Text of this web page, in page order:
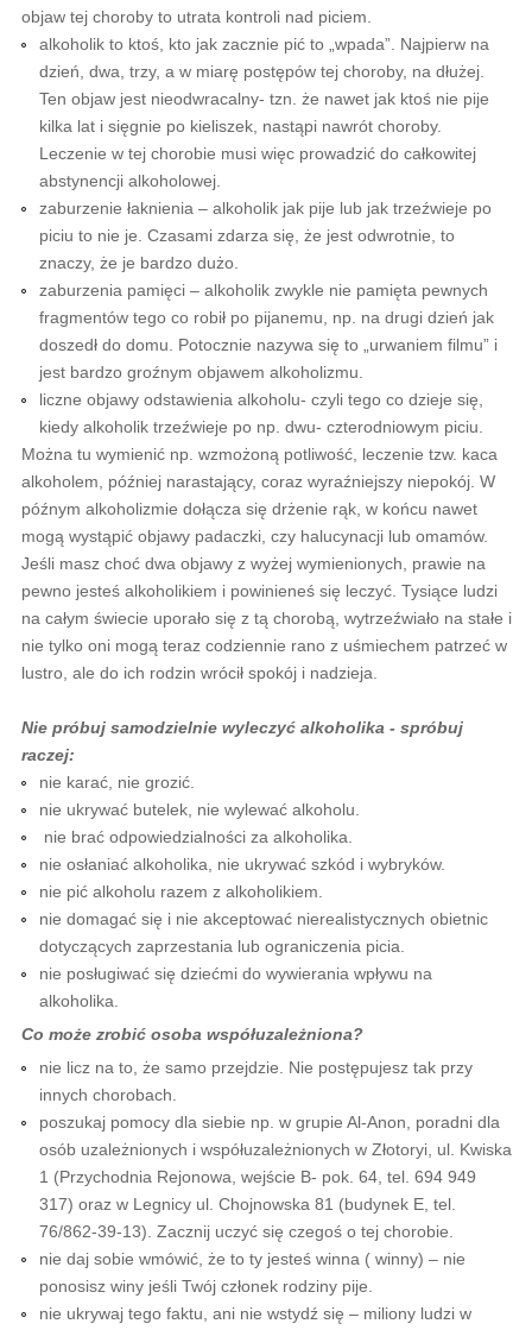
objaw tej choroby to utrata kontroli nad piciem.
alkoholik to ktoś, kto jak zacznie pić to „wpada”. Najpierw na
dzień, dwa, trzy, a w miarę postępów tej choroby, na dłużej.
Ten objaw jest nieodwracalny- tzn. że nawet jak ktoś nie pije
kilka lat i sięgnie po kieliszek, nastąpi nawrót choroby.
Leczenie w tej chorobie musi więc prowadzić do całkowitej
abstynencji alkoholowej.
zaburzenie łaknienia – alkoholik jak pije lub jak trzeźwieje po
piciu to nie je. Czasami zdarza się, że jest odwrotnie, to
znaczy, że je bardzo dużo.
zaburzenia pamięci – alkoholik zwykle nie pamięta pewnych
fragmentów tego co robił po pijanemu, np. na drugi dzień jak
doszedł do domu. Potocznie nazywa się to „urwaniem filmu” i
jest bardzo groźnym objawem alkoholizmu.
liczne objawy odstawienia alkoholu- czyli tego co dzieje się,
kiedy alkoholik trzeźwieje po np. dwu- czterodniowym piciu.
Można tu wymienić np. wzmożoną potliwość, leczenie tzw. kaca
alkoholem, później narastający, coraz wyraźniejszy niepokój. W
późnym alkoholizmie dołącza się drżenie rąk, w końcu nawet
mogą wystąpić objawy padaczki, czy halucynacji lub omamów.
Jeśli masz choć dwa objawy z wyżej wymienionych, prawie na
pewno jesteś alkoholikiem i powinieneś się leczyć. Tysiące ludzi
na całym świecie uporało się z tą chorobą, wytrzeźwiało na stałe i
nie tylko oni mogą teraz codziennie rano z uśmiechem patrzeć w
lustro, ale do ich rodzin wrócił spokój i nadzieja.
Nie próbuj samodzielnie wyleczyć alkoholika - spróbuj
raczej:
nie karać, nie grozić.
nie ukrywać butelek, nie wylewać alkoholu.
nie brać odpowiedzialności za alkoholika.
nie osłaniać alkoholika, nie ukrywać szkód i wybryków.
nie pić alkoholu razem z alkoholikiem.
nie domagać się i nie akceptować nierealistycznych obietnic
dotyczących zaprzestania lub ograniczenia picia.
nie posługiwać się dziećmi do wywierania wpływu na
alkoholika.
Co może zrobić osoba współuzależniona?
nie licz na to, że samo przejdzie. Nie postępujesz tak przy
innych chorobach.
poszukaj pomocy dla siebie np. w grupie Al-Anon, poradni dla
osób uzależnionych i współuzależnionych w Złotoryi, ul. Kwiska
1 (Przychodnia Rejonowa, wejście B- pok. 64, tel. 694 949
317) oraz w Legnicy ul. Chojnowska 81 (budynek E, tel.
76/862-39-13). Zacznij uczyć się czegoś o tej chorobie.
nie daj sobie wmówić, że to ty jesteś winna ( winny) – nie
ponosisz winy jeśli Twój członek rodziny pije.
nie ukrywaj tego faktu, ani nie wstydź się – miliony ludzi w